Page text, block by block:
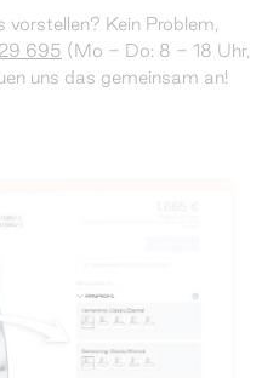
Kein Problem,
695 (Mo - Do: 8 - 18 Uhr,
uns das gemeinsam an!